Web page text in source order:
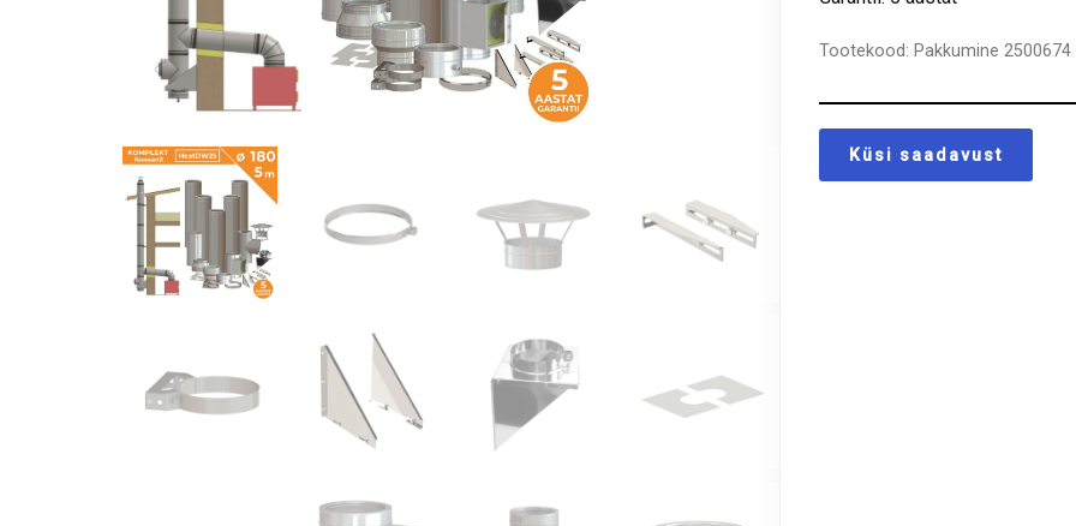
Tootekood:Pakkumine 2500674
Küsi saadavust